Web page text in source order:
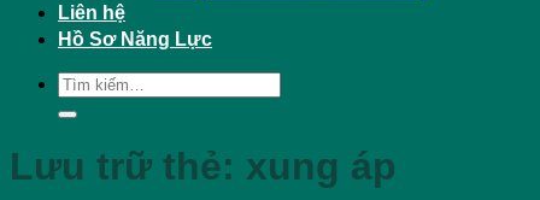
Liên hệ
Hồ Sơ Năng Lực
Tìm
kiếm:
Lưu trữ thẻ: xung áp